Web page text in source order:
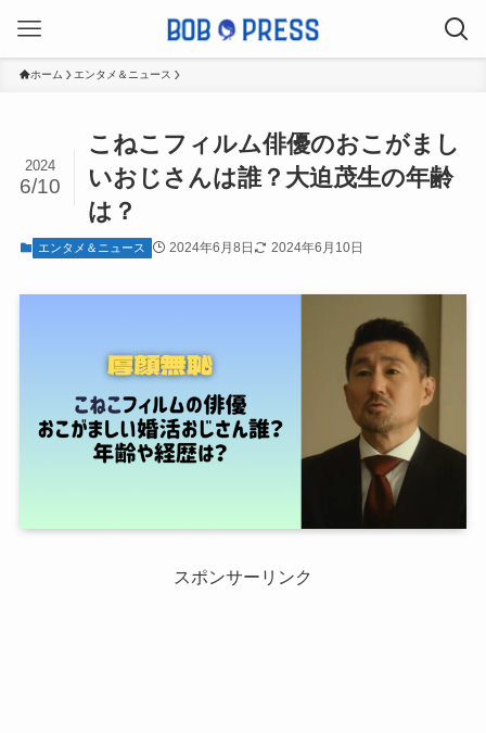
ホーム エンタメ＆ニュース
こねこフィルム俳優のおこがまし
いおじさんは誰？大迫茂生の年齢
は？
2024
6/10
エンタメ＆ニュース 2024年6月8日 2024年6月10日
スポンサーリンク